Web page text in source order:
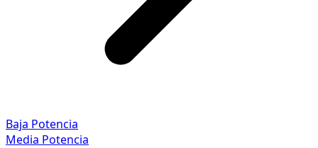
Baja Potencia
Media Potencia